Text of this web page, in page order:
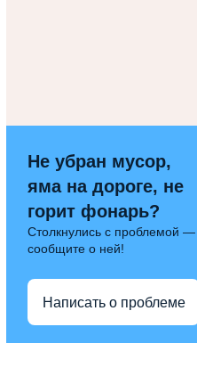
Не убран мусор,
яма на дороге, не
горит фонарь?
Столкнулись с проблемой —
сообщите о ней!
Написать о проблеме